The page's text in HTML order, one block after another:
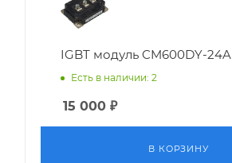
IGBT модуль CM600DY-24A
Есть в наличии: 2
15 000 ₽
В КОРЗИНУ